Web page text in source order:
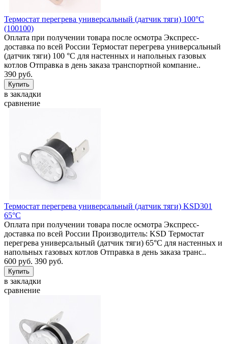
Термостат перегрева универсальный (датчик тяги) 100°C
(100100)
Оплата при получении товара после осмотра Экспресс-
доставка по всей России Термостат перегрева универсальный
(датчик тяги) 100 °C для настенных и напольных газовых
котлов Отправка в день заказа транспортной компание..
390 руб.
в закладки
сравнение
Термостат перегрева универсальный (датчик тяги) KSD301
65°C
Оплата при получении товара после осмотра Экспресс-
доставка по всей России Производитель: KSD Термостат
перегрева универсальный (датчик тяги) 65°C для настенных и
напольных газовых котлов Отправка в день заказа транс..
600 руб. 390 руб.
в закладки
сравнение